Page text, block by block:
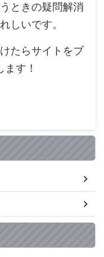
ときの疑問解消
しいです。
たらサイトをブ
す！